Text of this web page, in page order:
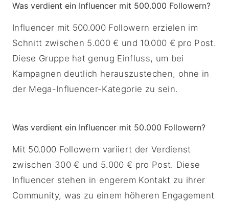
Was verdient ein Influencer mit 500.000 Followern?
Influencer mit 500.000 Followern erzielen im
Schnitt zwischen 5.000 € und 10.000 € pro Post.
Diese Gruppe hat genug Einfluss, um bei
Kampagnen deutlich herauszustechen, ohne in
der Mega-Influencer-Kategorie zu sein.
Was verdient ein Influencer mit 50.000 Followern?
Mit 50.000 Followern variiert der Verdienst
zwischen 300 € und 5.000 € pro Post. Diese
Influencer stehen in engerem Kontakt zu ihrer
Community, was zu einem höheren Engagement